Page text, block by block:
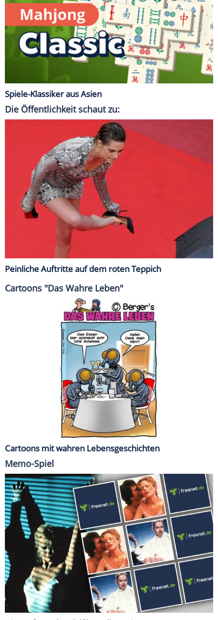
Spiele-Klassiker aus Asien
Die Öffentlichkeit schaut zu:
Peinliche Auftritte auf dem roten Teppich
Cartoons "Das Wahre Leben"
Cartoons mit wahren Lebensgeschichten
Memo-Spiel